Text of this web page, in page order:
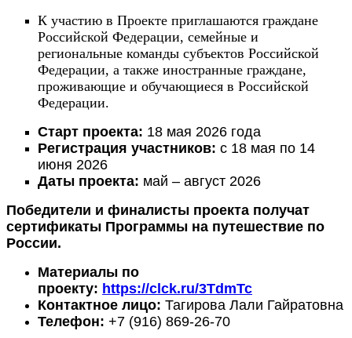
К участию в Проекте приглашаются граждане
Российской Федерации, семейные и
региональные команды субъектов Российской
Федерации, а также иностранные граждане,
проживающие и обучающиеся в Российской
Федерации.
Старт проекта: 18 мая 2026 года
Регистрация участников: с 18 мая по 14
июня 2026
Даты проекта: май – август 2026
Победители и финалисты проекта получат
сертификаты Программы на путешествие по
России.
Материалы по
проекту: https://clck.ru/3TdmTc
Контактное лицо: Тагирова Лали Гайратовна
Телефон: +7 (916) 869-26-70